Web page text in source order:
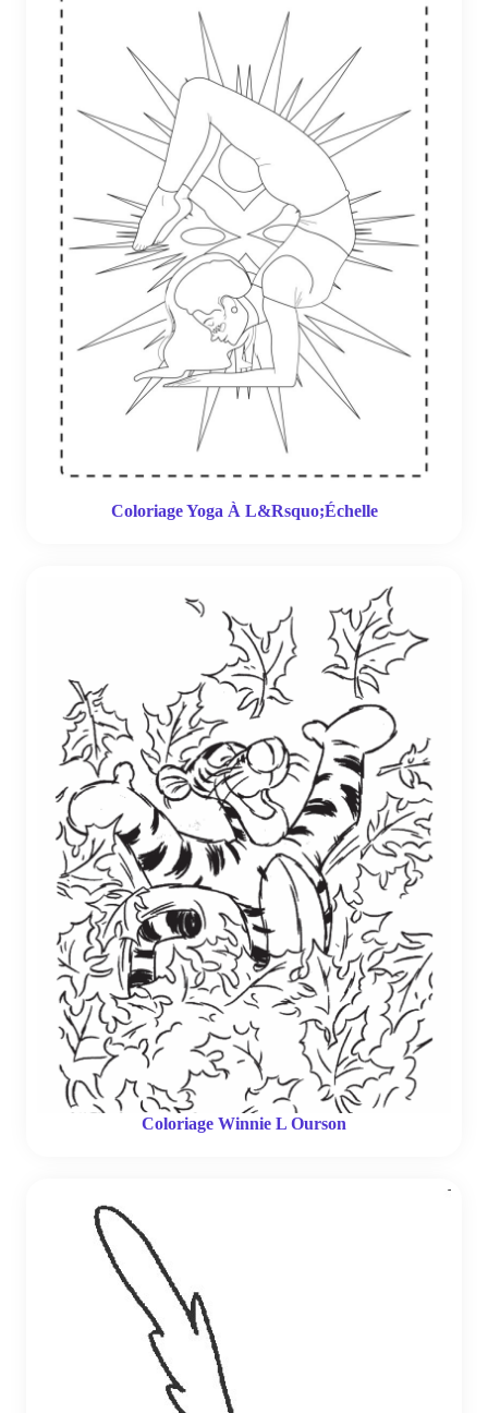
Coloriage Yoga À L&Rsquo;Échelle
Coloriage Winnie L Ourson